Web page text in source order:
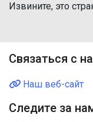
Извините, это
Связаться с
Наш веб-сайт
Следите за